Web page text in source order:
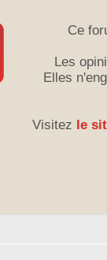
Ce
Les
Elles
Visitez le